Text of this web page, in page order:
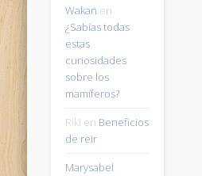
Wakan en
¿Sabías todas
estas
curiosidades
sobre los
mamíferos?
Riki en Beneficios
de reir
Marysabel